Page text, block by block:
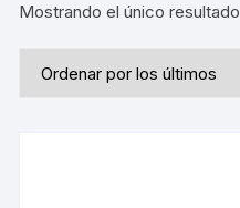
Mostrando el único resultado